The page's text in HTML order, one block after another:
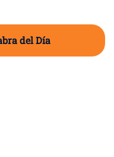
del Día